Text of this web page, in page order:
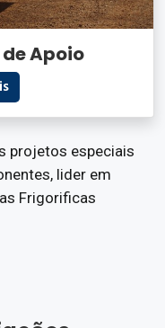
Apoio
projetos especiais
lider em
Frigorificas